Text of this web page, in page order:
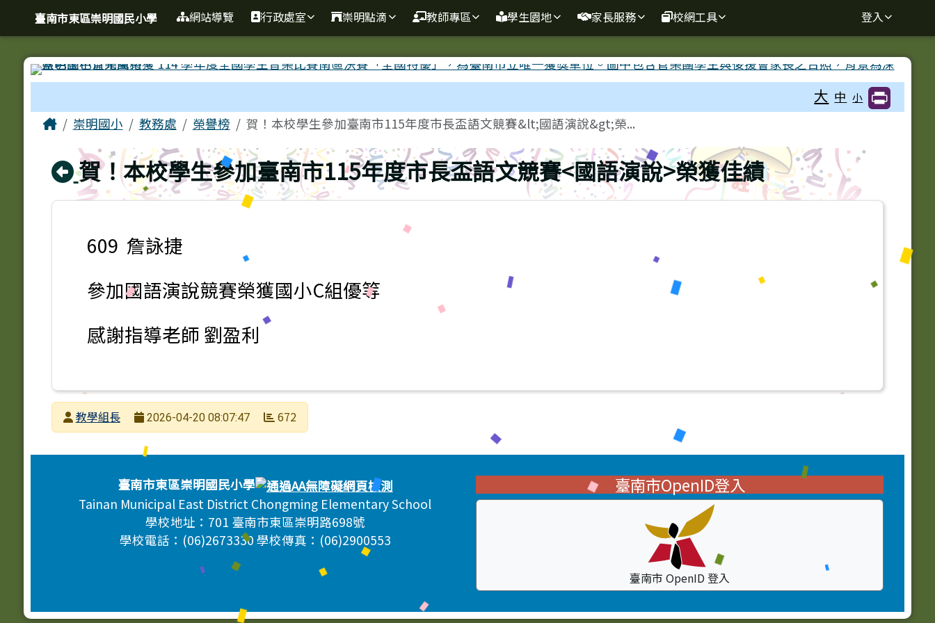
跳至主內容區
臺南市東區崇明國民小學
導覽列臺南市東區崇明國民小學 網站導覽 行政處室 崇明點滴 教師專區 學生園地 家長服務 校網工具 登入
大 中 小
主內容區域
Home崇明國小 教務處 榮譽榜 賀！本校學生參加臺南市115年度市長盃語文競賽&lt;國語演說&gt;榮...
回上頁
賀！本校學生參加臺南市115年度市長盃語文競賽<國語演說>榮獲佳績
609 詹詠捷
參加國語演說競賽榮獲國小C組優等
感謝指導老師 劉盈利
發布者教學組長
2026-04-20 08:07:47 672
頁尾區域
頁尾區域內容臺南市東區崇明國民小學
Tainan Municipal East District Chongming Elementary School
學校地址：701 臺南市東區崇明路698號
學校電話：(06)2673330 學校傳真：(06)2900553
臺南市OpenID登入
臺南市 OpenID 登入